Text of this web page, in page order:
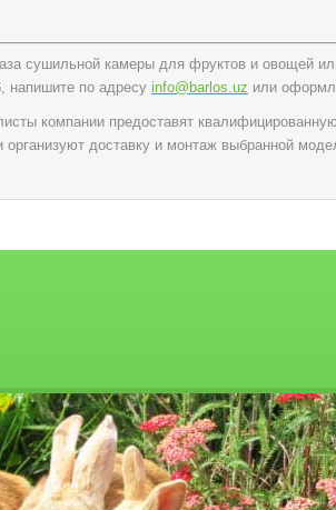
сушильной камеры для фруктов и овощей
напишите по адресу info@barlos.uz или
компании предоставят
организуют доставку и монтаж выбранной